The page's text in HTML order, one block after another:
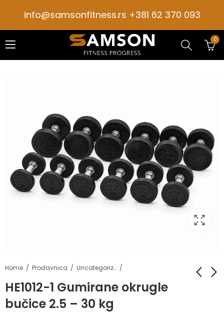
info@samsonfitness.rs +381 62 370 093
0
Home Prodavnica Uncategorized
HE1012-1 Gumirane okrugle
bučice 2.5 – 30 kg